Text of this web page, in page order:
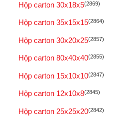
Hộp carton 30x18x5(2869)
Hộp carton 35x15x15(2864)
Hộp carton 30x20x25(2857)
Hộp carton 80x40x40(2855)
Hộp carton 15x10x10(2847)
Hộp carton 12x10x8(2845)
Hộp carton 25x25x20(2842)